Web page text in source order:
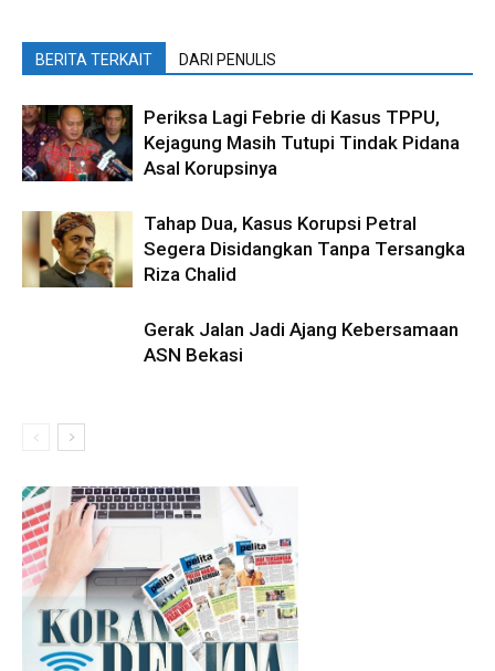
BERITA TERKAIT DARI PENULIS
Periksa Lagi Febrie di Kasus TPPU,
Kejagung Masih Tutupi Tindak Pidana
Asal Korupsinya
Tahap Dua, Kasus Korupsi Petral
Segera Disidangkan Tanpa Tersangka
Riza Chalid
Gerak Jalan Jadi Ajang Kebersamaan
ASN Bekasi